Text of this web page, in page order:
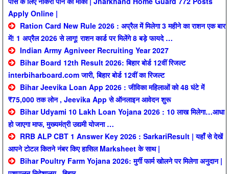
Apply Online |
Ration Card New Rule 2026 : अप्रैल में मिलेगा 3 महीने का राशन एक बार
में! 1 अप्रैल 2026 से लागू! राशन कार्ड पर मिलेंगे 8 बड़े फायदे …
Indian Army Agniveer Recruiting Year 2027
Bihar Board 12th Result 2026: बिहार बोर्ड 12वीं रिजल्ट
interbiharboard.com जारी, बिहार बोर्ड 12वीं का रिजल्ट
Bihar Jeevika Loan App 2026 : जीविका महिलाओं को 48 घंटे में
₹75,000 तक लोन , Jeevika App से ऑनलाइन आवेदन शुरू
Bihar Udyami 10 Lakh Loan Yojana 2026 : 10 लाख मिलेगा…आधा
हो जाएगा माफ, मुख्यमंत्री उद्यमी योजना …
RRB ALP CBT 1 Answer Key 2026 : SarkariResult | यहाँ से देखें
आपने टोटल कितने नंबर किए हासिल Marksheet के साथ |
Bihar Poultry Farm Yojana 2026: मुर्गी फार्म खोलने पर मिलेगा अनुदान |